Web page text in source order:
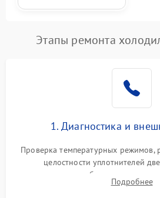
Этапы ремонта
1. Диагностика и
Проверка температурных режимов,
целостности уплотнителей
сопротивления обмоток мотора,
считывание кодов ошибок с
Подробнее